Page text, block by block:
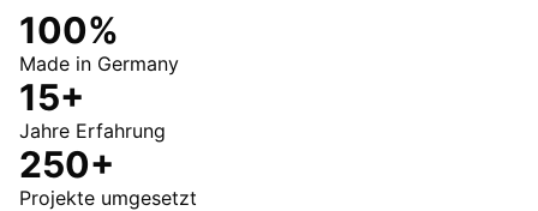
100%
Made in Germany
15+
Jahre Erfahrung
250+
Projekte umgesetzt